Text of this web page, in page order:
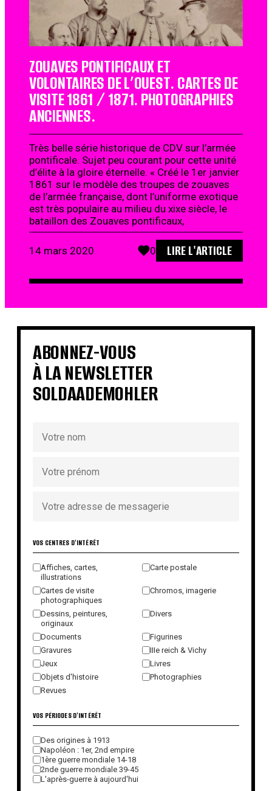
ZOUAVES PONTIFICAUX ET
VOLONTAIRES DE L’OUEST. CARTES DE
VISITE 1861 / 1871. PHOTOGRAPHIES
ANCIENNES.
Très belle série historique de CDV sur l’armée
pontificale. Sujet peu courant pour cette unité
d’élite à la gloire éternelle. « Créé le 1er janvier
1861 sur le modèle des troupes de zouaves
de l’armée française, dont l’uniforme exotique
est très populaire au milieu du xixe siècle, le
bataillon des Zouaves pontificaux,
14 mars 2020 0 LIRE L'ARTICLE
ABONNEZ-VOUS
À LA NEWSLETTER
SOLDAADEMOHLER
VOS CENTRES D'INTÉRÊT
Affiches, cartes,
illustrations
Carte postale
Cartes de visite
photographiques
Chromos, imagerie
Dessins, peintures,
originaux
Divers
Documents
Figurines
Gravures
IIIe reich & Vichy
Jeux
Livres
Objets d'histoire
Photographies
Revues
VOS PÉRIODES D'INTÉRÊT
Des origines à 1913
Napoléon : 1er, 2nd empire
1ère guerre mondiale 14-18
2nde guerre mondiale 39-45
L'après-guerre à aujourd'hui